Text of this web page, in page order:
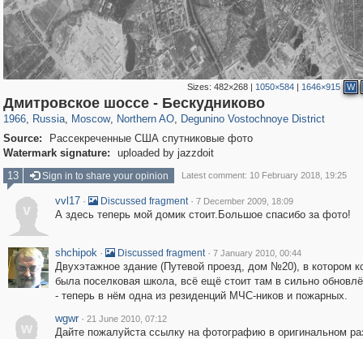
Sizes: 482×268| 1050×584| 1646×915 W
Дмитровское шоссе - Бескудниково
1966, Russia
1,406,473 29,243
, Moscow
319,780 8,286
, Northern AO
22,533 598
, Degunino Vostochnoye District
310
Source:
Рассекреченные США спутниковые фото
Watermark signature:
uploaded by jazzdoit
13
Sign in to share your opinion Latest comment: 10 February 2018, 19:25
v
vvl17 · Discussed fragment · 7 December 2009, 18:09
А здесь теперь мой домик стоит.Большое спасибо за фото!
shchipok · Discussed fragment · 7 January 2010, 00:44
Двухэтажное здание (Путевой проезд, дом №20), в котором
была поселковая школа, всё ещё стоит там в сильно
- теперь в нём одна из резиденций МЧС-ников и пожарных.
w
wgwr · 21 June 2010, 07:12
Дайте пожалуйста ссылку на фотографию в оригинальном